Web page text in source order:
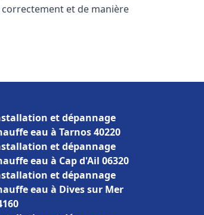
et de manière
et dépannage
eau à Tarnos 40220
et dépannage
eau à Cap d'Ail 06320
et dépannage
eau à Dives sur Mer